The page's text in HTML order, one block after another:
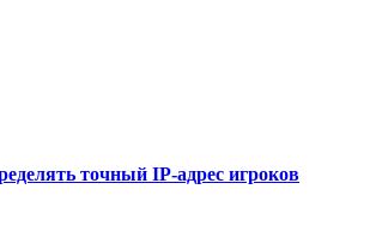
точный IP-адрес игроков